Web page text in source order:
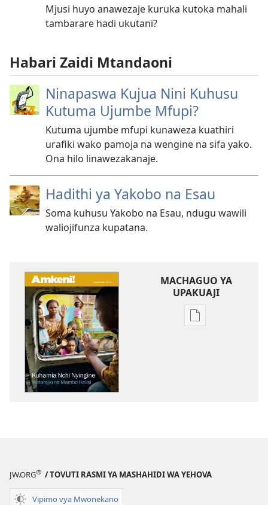
Mjusi huyo anawezaje kuruka kutoka mahali
tambarare hadi ukutani?
Habari Zaidi Mtandaoni
Ninapaswa Kujua Nini Kuhusu
Kutuma Ujumbe Mfupi?
Kutuma ujumbe mfupi kunaweza kuathiri
urafiki wako pamoja na wengine na sifa yako.
Ona hilo linawezakanaje.
Hadithi ya Yakobo na Esau
Soma kuhusu Yakobo na Esau, ndugu wawili
waliojifunza kupatana.
MACHAGUO YA
UPAKUAJI
Mbinu
Matarajio
JW.ORG® / TOVUTI RASMI YA MASHAHIDI WA YEHOVA
Vipimo vya Mwonekano